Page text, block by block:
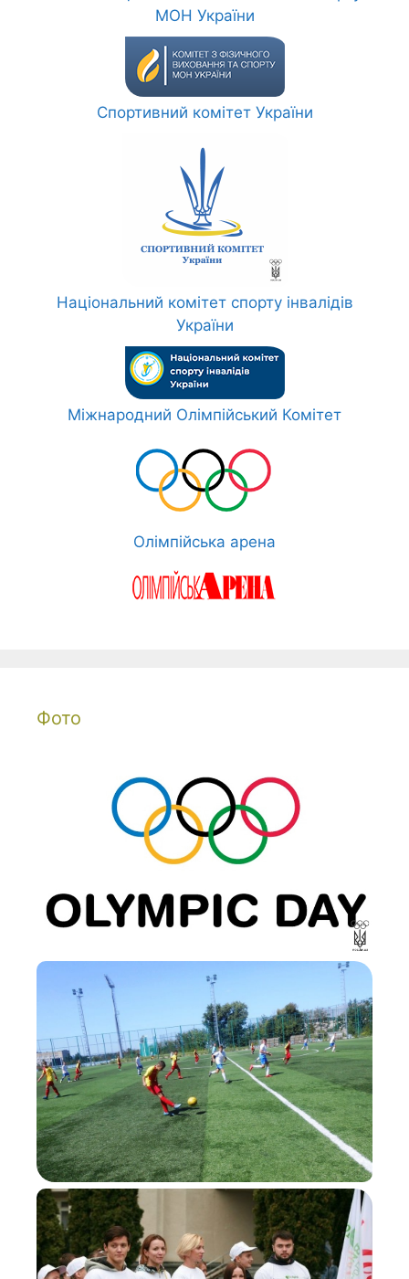
МОН України
Спортивний комітет України
Національний комітет спорту інвалідів
України
Міжнародний Олімпійський Комітет
Олімпійська арена
Фото